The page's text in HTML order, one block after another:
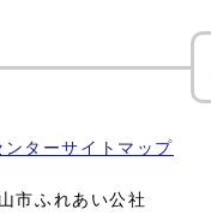
ターサイトマップ
市ふれあい公社